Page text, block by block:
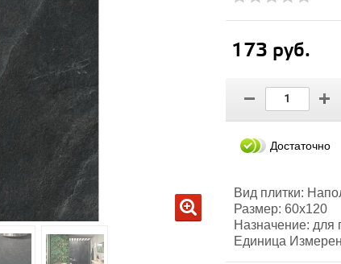
173 руб.
Достаточно
Вид плитки:
Размер: 60х120
Назначение: для
Единица